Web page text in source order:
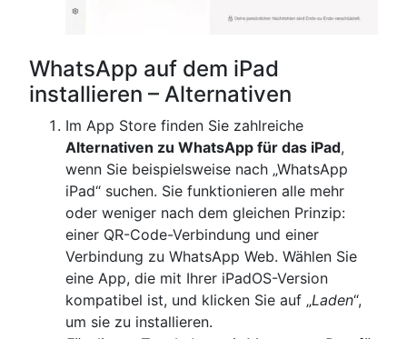
WhatsApp auf dem iPad
installieren – Alternativen
Im App Store finden Sie zahlreiche
Alternativen zu WhatsApp für das iPad,
wenn Sie beispielsweise nach „WhatsApp
iPad“ suchen. Sie funktionieren alle mehr
oder weniger nach dem gleichen Prinzip:
einer QR-Code-Verbindung und einer
Verbindung zu WhatsApp Web. Wählen Sie
eine App, die mit Ihrer iPadOS-Version
kompatibel ist, und klicken Sie auf „Laden“,
um sie zu installieren.